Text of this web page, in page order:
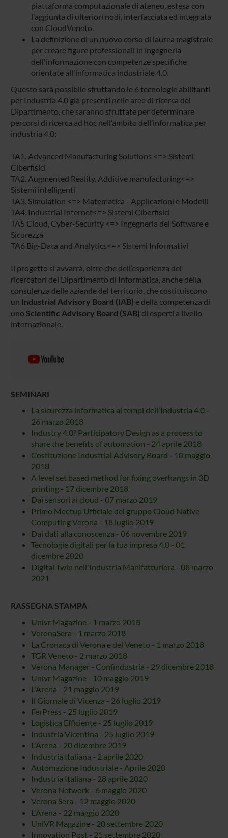
piattaforma computazionale di ateneo, estesa con
l'aggiunta di ulteriori nodi, interfacciata ed integrata
con CloudVeneto.
La definizione di un nuovo corso di laurea magistrale
per creare figure professionali in ingegneria
dell'informazione con competenze specifiche
orientate all'informatica industriale 4.0.
Questo sarà possibile sfruttando le 6 tecnologie abilitanti
per Industria 4.0 già presenti nelle aree di ricerca del
Dipartimento, che saranno sfruttate per determinare
percorsi di ricerca ad hoc nell’ambito dell’informatica per
industria 4.0:
TA1. Advanced Manufacturing Solutions <=> Sistemi
Ciberfisici
TA2. Augmented Reality, Additive manufacturing<=>
Sistemi intelligenti
TA3. Simulation <=> Matematica - Applicazioni e Modelli
TA4. Industrial Internet<=> Sistemi Ciberfisici
TA5 Cloud, Cyber-Security <=> Ingegneria del Software e
Sicurezza
TA6 Big-Data and Analytics<=> Sistemi Informativi
Il progetto si avvarrà, oltre che dell’esperienza dei
ricercatori del Dipartimento di Informatica, anche della
consulenza delle aziende del territorio, che costituiscono
un Industrial Advisory Board (IAB) e della competenza di
uno Scientific Advisory Board (SAB) di esperti a livello
internazionale.
SEMINARI
La sicurezza informatica ai tempi dell'Industria 4.0 -
26 marzo 2018
Industry 4.0? Participatory Design as a process to
share the benefits of automation - 24 aprile 2018
Costituzione Industrial Advisory Board - 10 maggio
2018
A level set based method for fixing overhangs in 3D
printing - 17 dicembre 2018
Dai sensori al cloud - 07 marzo 2019
Primo Meetup Ufficiale del gruppo Cloud Native
Computing Verona - 18 luglio 2019
Dai dati alla conoscenza - 06 novembre 2019
Tecnologie digitali per la tua impresa 4.0 - 01
dicembre 2020
Digital Twin nell'Industria Manifatturiera - 08 marzo
2021
RASSEGNA STAMPA
Univr Magazine - 1 marzo 2018
VeronaSera - 1 marzo 2018
La Cronaca di Verona e del Veneto - 1 marzo 2018
TGR Veneto - 2 marzo 2018
Verona Manager - Confindustria - 29 dicembre 2018
Univr Magazine - 10 maggio 2019
L'Arena - 21 maggio 2019
Il Giornale di Vicenza - 26 luglio 2019
FerPress - 25 luglio 2019
Logistica Efficiente - 25 luglio 2019
Industria Vicentina - 25 luglio 2019
L'Arena - 20 dicembre 2019
Industria Italiana - 2 aprile 2020
Automazione Industriale - Aprile 2020
Industria Italiana - 28 aprile 2020
Verona Network - 6 maggio 2020
Verona Sera - 12 maggio 2020
L'Arena - 22 maggio 2020
UniVR Magazine - 20 settembre 2020
Innovation Post - 21 settembre 2020